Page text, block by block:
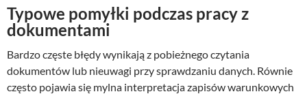
Typowe pomyłki podczas pracy z
dokumentami
Bardzo częste błędy wynikają z pobieżnego czytania
dokumentów lub nieuwagi przy sprawdzaniu danych. Równie
często pojawia się mylna interpretacja zapisów warunkowych